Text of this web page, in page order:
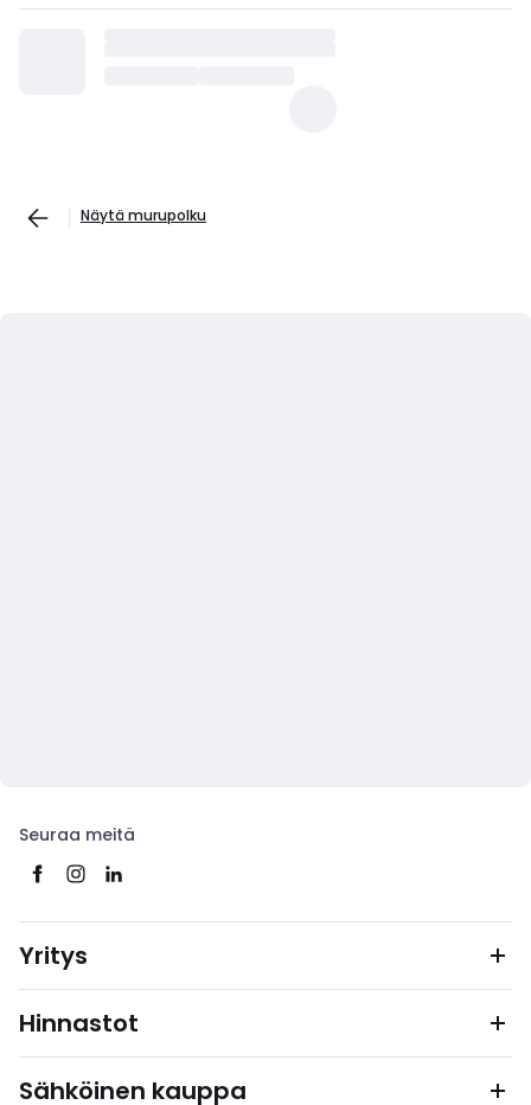
Näytä murupolku
Seuraa meitä
Yritys
Hinnastot
Sähköinen kauppa